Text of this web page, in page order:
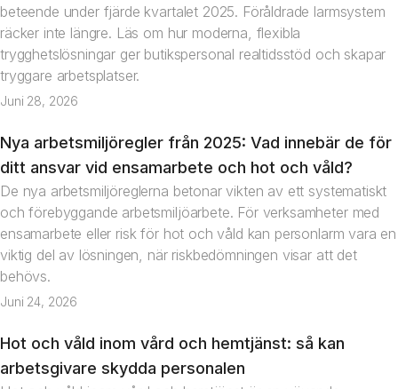
beteende under fjärde kvartalet 2025. Föråldrade larmsystem
räcker inte längre. Läs om hur moderna, flexibla
trygghetslösningar ger butikspersonal realtidsstöd och skapar
tryggare arbetsplatser.
Juni 28, 2026
Nya arbetsmiljöregler från 2025: Vad innebär de för
ditt ansvar vid ensamarbete och hot och våld?
De nya arbetsmiljöreglerna betonar vikten av ett systematiskt
och förebyggande arbetsmiljöarbete. För verksamheter med
ensamarbete eller risk för hot och våld kan personlarm vara en
viktig del av lösningen, när riskbedömningen visar att det
behövs.
Juni 24, 2026
Artikel
Hot och våld inom vård och hemtjänst: så kan
arbetsgivare skydda personalen